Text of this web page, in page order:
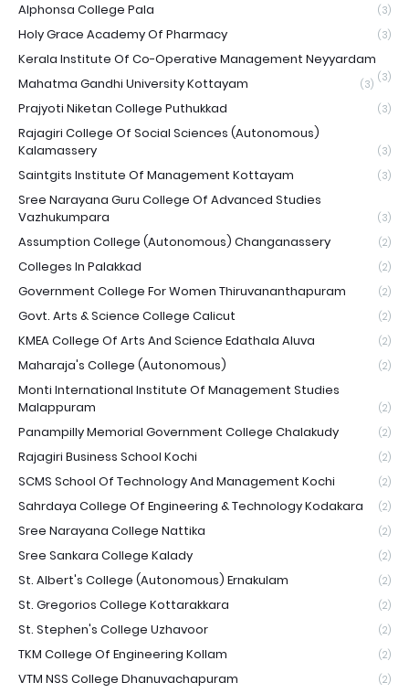
Alphonsa College Pala (3)
Holy Grace Academy Of Pharmacy (3)
Kerala Institute Of Co-Operative Management Neyyardam
(3)
Mahatma Gandhi University Kottayam (3)
Prajyoti Niketan College Puthukkad (3)
Rajagiri College Of Social Sciences (Autonomous)
Kalamassery
(3)
Saintgits Institute Of Management Kottayam (3)
Sree Narayana Guru College Of Advanced Studies
Vazhukumpara
(3)
Assumption College (Autonomous) Changanassery (2)
Colleges In Palakkad (2)
Government College For Women Thiruvananthapuram (2)
Govt. Arts & Science College Calicut (2)
KMEA College Of Arts And Science Edathala Aluva (2)
Maharaja's College (Autonomous) (2)
Monti International Institute Of Management Studies
Malappuram
(2)
Panampilly Memorial Government College Chalakudy (2)
Rajagiri Business School Kochi (2)
SCMS School Of Technology And Management Kochi (2)
Sahrdaya College Of Engineering & Technology Kodakara (2)
Sree Narayana College Nattika (2)
Sree Sankara College Kalady (2)
St. Albert's College (Autonomous) Ernakulam (2)
St. Gregorios College Kottarakkara (2)
St. Stephen's College Uzhavoor (2)
TKM College Of Engineering Kollam (2)
VTM NSS College Dhanuvachapuram (2)